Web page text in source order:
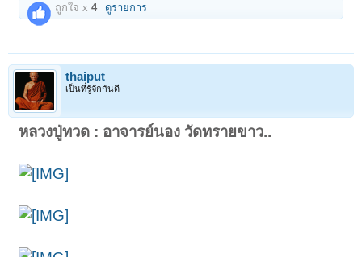
ถูกใจ x4 ดูรายการ
thaiput
เป็นที่รู้จักกันดี
หลวงปู่ทวด : อาจารย์นอง วัดทรายขาว..